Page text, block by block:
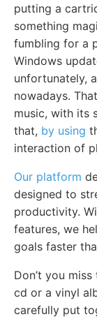
putting a
something
fumbling for a
Windows
unfortunately,
nowadays.
music, with its
that, by using
interaction of
Our platform
designed to
productivity.
features, we
goals faster
Don’t you
cd or a vinyl
carefully put